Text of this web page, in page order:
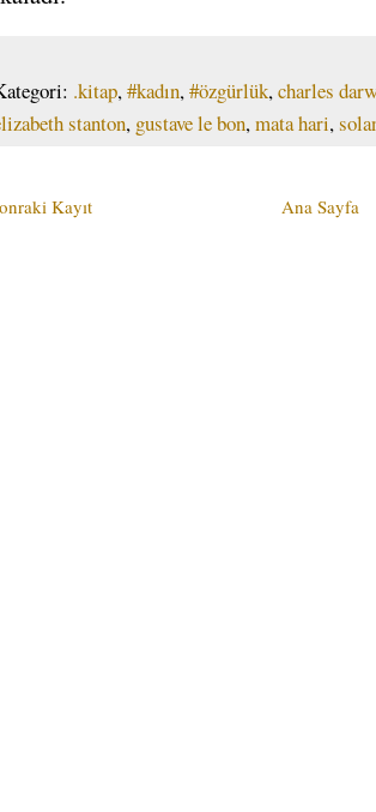
.kitap,#kadın,#özgürlük,charles
stanton, gustave le bon,mata hari,
Kayıt Ana Sayfa